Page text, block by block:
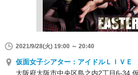
2021/9/28(火) 19:00 ～ 20:40
仮面女子シアター：アイドルＬＩＶＥ
大阪府大阪市中央区島之内2丁目6-34